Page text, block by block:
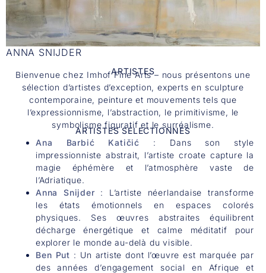
ANNA SNIJDER
ARTISTES
Bienvenue chez Imhof Fine Arts – nous présentons une
sélection d’artistes d’exception, experts en sculpture
contemporaine, peinture et mouvements tels que
l’expressionnisme, l’abstraction, le primitivisme, le
symbolisme figuratif et le surréalisme.
ARTISTES SÉLECTIONNÉS
Ana Barbić Katičić : Dans son style
impressionniste abstrait, l’artiste croate capture la
magie éphémère et l’atmosphère vaste de
l’Adriatique.
Anna Snijder : L’artiste néerlandaise transforme
les états émotionnels en espaces colorés
physiques. Ses œuvres abstraites équilibrent
décharge énergétique et calme méditatif pour
explorer le monde au-delà du visible.
Ben Put : Un artiste dont l’œuvre est marquée par
des années d’engagement social en Afrique et